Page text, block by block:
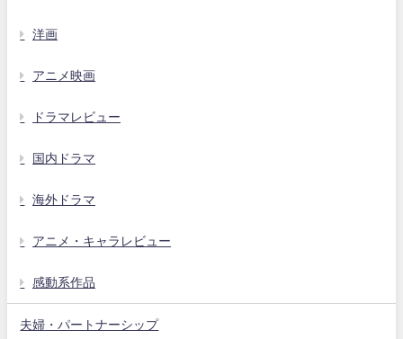
洋画
アニメ映画
ドラマレビュー
国内ドラマ
海外ドラマ
アニメ・キャラレビュー
感動系作品
夫婦・パートナーシップ